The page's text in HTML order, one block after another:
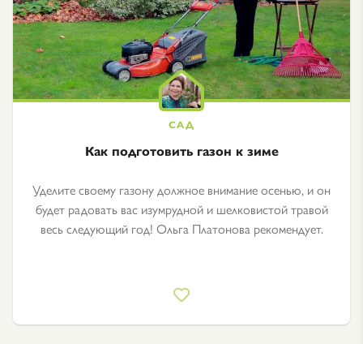
Как подготовить газон к зиме
Уделите своему газону должное внимание осенью, и он
будет радовать вас изумрудной и шелковистой травой
весь следующий год! Ольга Платонова рекомендует.